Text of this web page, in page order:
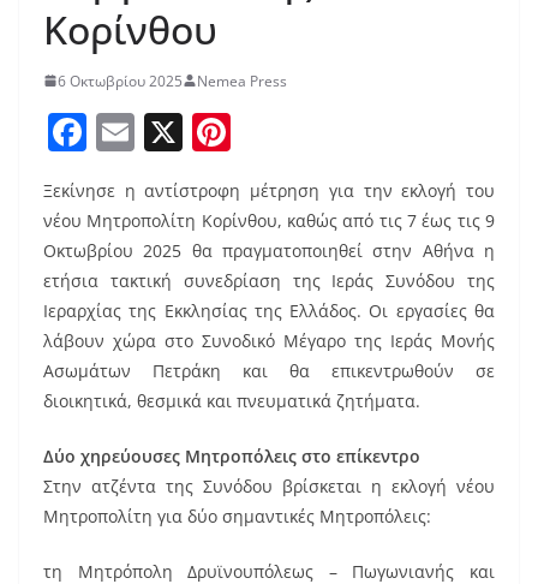
Κορίνθου
6 Οκτωβρίου 2025 Nemea Press
F
a
c
e
b
o
o
k
E
m
ai
l
X
nt
er
e
st
Ξεκίνησε η αντίστροφη μέτρηση για την εκλογή του
νέου Μητροπολίτη Κορίνθου, καθώς από τις 7 έως τις 9
Οκτωβρίου 2025 θα πραγματοποιηθεί στην Αθήνα η
ετήσια τακτική συνεδρίαση της Ιεράς Συνόδου της
Ιεραρχίας της Εκκλησίας της Ελλάδος. Οι εργασίες θα
λάβουν χώρα στο Συνοδικό Μέγαρο της Ιεράς Μονής
Ασωμάτων Πετράκη και θα επικεντρωθούν σε
διοικητικά, θεσμικά και πνευματικά ζητήματα.
Δύο χηρεύουσες Μητροπόλεις στο επίκεντρο
Στην ατζέντα της Συνόδου βρίσκεται η εκλογή νέου
Μητροπολίτη για δύο σημαντικές Μητροπόλεις:
τη Μητρόπολη Δρυϊνουπόλεως – Πωγωνιανής και